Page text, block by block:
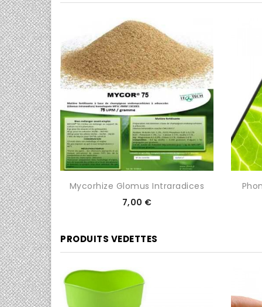
 5/5  0/5
Mycorhize Glomus Intraradices
Prix
7,00 €
PRODUITS VEDETTES
 0/5  0/5